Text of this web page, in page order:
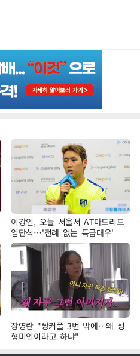
이강인, 오늘 서울서 AT마드리드
입단식…'전례 없는 특급대우'
장영란 "쌍커풀 3번 밖에…왜 성
형미인이라고 하냐"